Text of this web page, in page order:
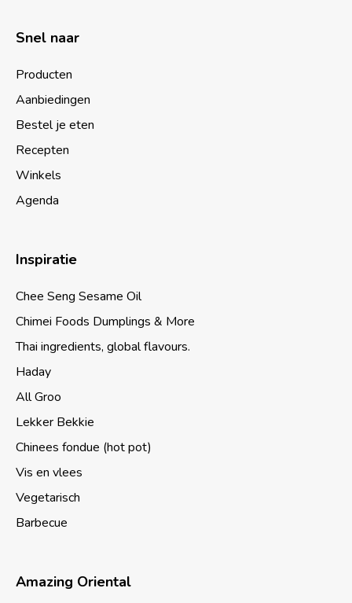
Snel naar
Producten
Aanbiedingen
Bestel je eten
Recepten
Winkels
Agenda
Inspiratie
Chee Seng Sesame Oil
Chimei Foods Dumplings & More
Thai ingredients, global flavours.
Haday
All Groo
Lekker Bekkie
Chinees fondue (hot pot)
Vis en vlees
Vegetarisch
Barbecue
Amazing Oriental